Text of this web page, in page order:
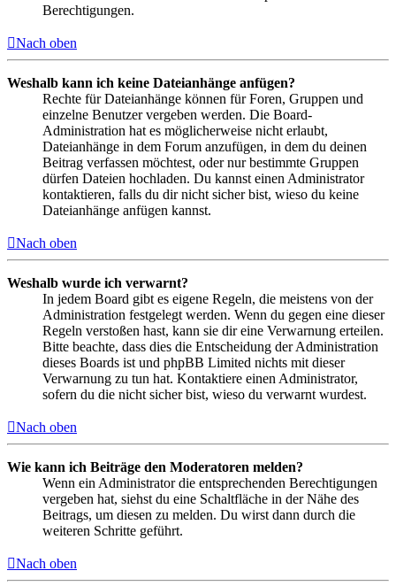
Berechtigungen.
Nach oben
Weshalb kann ich keine Dateianhänge anfügen?
Rechte für Dateianhänge können für Foren, Gruppen und
einzelne Benutzer vergeben werden. Die Board-
Administration hat es möglicherweise nicht erlaubt,
Dateianhänge in dem Forum anzufügen, in dem du deinen
Beitrag verfassen möchtest, oder nur bestimmte Gruppen
dürfen Dateien hochladen. Du kannst einen Administrator
kontaktieren, falls du dir nicht sicher bist, wieso du keine
Dateianhänge anfügen kannst.
Nach oben
Weshalb wurde ich verwarnt?
In jedem Board gibt es eigene Regeln, die meistens von der
Administration festgelegt werden. Wenn du gegen eine dieser
Regeln verstoßen hast, kann sie dir eine Verwarnung erteilen.
Bitte beachte, dass dies die Entscheidung der Administration
dieses Boards ist und phpBB Limited nichts mit dieser
Verwarnung zu tun hat. Kontaktiere einen Administrator,
sofern du die nicht sicher bist, wieso du verwarnt wurdest.
Nach oben
Wie kann ich Beiträge den Moderatoren melden?
Wenn ein Administrator die entsprechenden Berechtigungen
vergeben hat, siehst du eine Schaltfläche in der Nähe des
Beitrags, um diesen zu melden. Du wirst dann durch die
weiteren Schritte geführt.
Nach oben